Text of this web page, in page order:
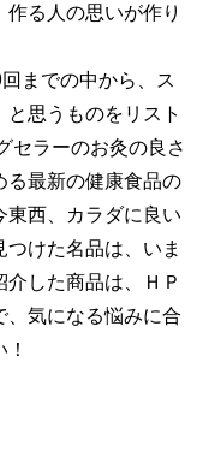
る人の思いが作り
までの中から、ス
思うものをリスト
セラーのお灸の良さ
る最新の健康食品の
東西、カラダに良い
けた名品は、いま
した商品は、ＨＰ
、気になる悩みに合